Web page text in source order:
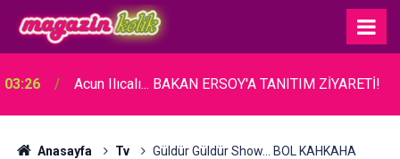
03:26 Acun Ilıcalı... BAKAN ERSOY'A TANITIM ZİYARETİ!
Anasayfa Tv
Güldür Güldür Show... BOL KAHKAHA